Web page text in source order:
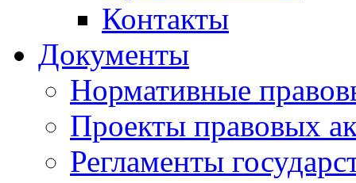
Контакты
Документы
Нормативные
Проекты правовых
Регламенты